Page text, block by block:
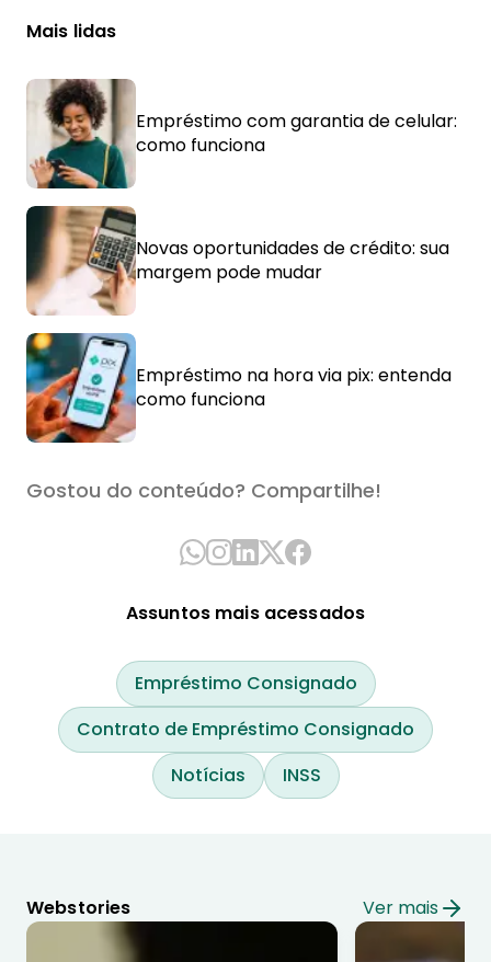
Mais lidas
Empréstimo com garantia de celular:
como funciona
Novas oportunidades de crédito: sua
margem pode mudar
Empréstimo na hora via pix: entenda
como funciona
Gostou do conteúdo? Compartilhe!
Assuntos mais acessados
Empréstimo Consignado
Contrato de Empréstimo Consignado
Notícias
INSS
Webstories Ver mais